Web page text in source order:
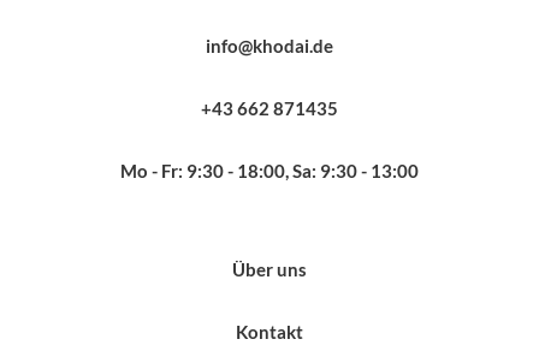
info@khodai.de
+43 662 871435
Mo - Fr: 9:30 - 18:00, Sa: 9:30 - 13:00
Über uns
Kontakt